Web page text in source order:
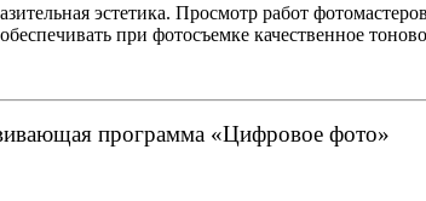
эстетика. Просмотр работ
при фотосъемке качественное
программа «Цифровое фото»